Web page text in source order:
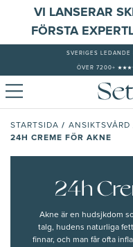
VI LANSERAR
FÖRSTA
SVERIGES LEDANDE
ÖVER 7200+
STARTSIDA / ANSIKTSVÅRD
24H CREME FÖR AKNE
24h
Akneär en hudsjkdom
talg, hudens naturliga
finnar, och man får ofta